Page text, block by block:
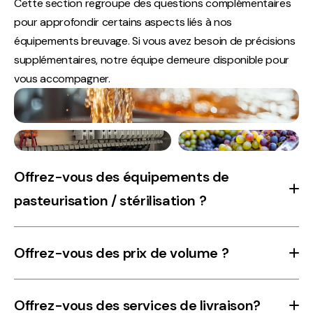
Cette section regroupe des questions complémentaires
pour approfondir certains aspects liés à nos
équipements breuvage. Si vous avez besoin de précisions
supplémentaires, notre équipe demeure disponible pour
vous accompagner.
Offrez-vous des équipements de
pasteurisation / stérilisation ?
en place des partenariats stratégiques pour distribuer
Offrez-vous des prix de volume ?
commandes en plus grande quantité. Les conditions de
Offrez-vous des services de livraison?